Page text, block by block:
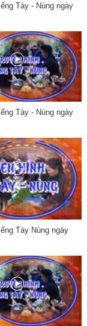
Tày - Nùng ngày
Tày - Nùng ngày
Tày Nùng ngày